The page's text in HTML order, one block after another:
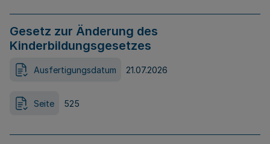
Gesetz zur Änderung des
Kinderbildungsgesetzes
Ausfertigungsdatum 21.07.2026
Seite 525